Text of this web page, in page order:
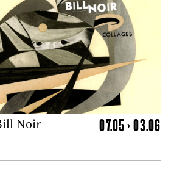
Noir 07.05 > 03.06